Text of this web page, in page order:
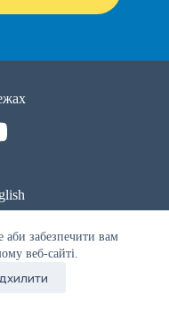
забезпечити вам
веб-сайті.
використання
of use